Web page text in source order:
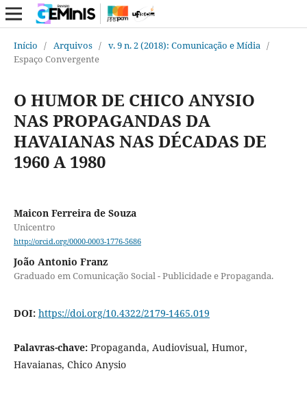
Início / Arquivos / v. 9 n. 2 (2018): Comunicação e Mídia /
Espaço Convergente
O HUMOR DE CHICO ANYSIO
NAS PROPAGANDAS DA
HAVAIANAS NAS DÉCADAS DE
1960 A 1980
Maicon Ferreira de Souza
Unicentro
http://orcid.org/0000-0003-1776-5686
João Antonio Franz
Graduado em Comunicação Social - Publicidade e Propaganda.
DOI: https://doi.org/10.4322/2179-1465.019
Palavras-chave: Propaganda, Audiovisual, Humor,
Havaianas, Chico Anysio